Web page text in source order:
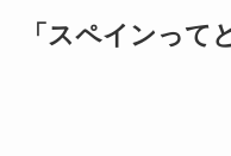
「スペインって